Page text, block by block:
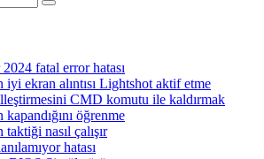
fatal error hatası
ekran alıntısı Lightshot aktif etme
CMD komutu ile kaldırmak
öğrenme
nasıl çalışır
hatası